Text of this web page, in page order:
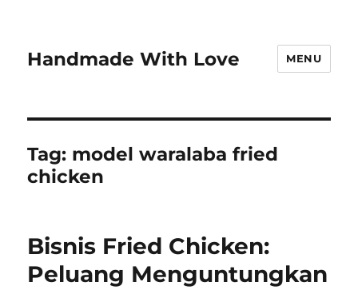
Handmade With Love MENU
Tag: model waralaba fried
chicken
Bisnis Fried Chicken:
Peluang Menguntungkan